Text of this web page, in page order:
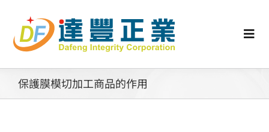
content
認識矽膠
保護膜模切加工商品的作用